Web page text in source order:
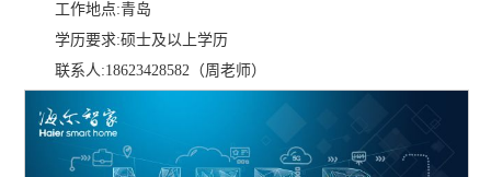
工作地点:青岛
学历要求:硕士及以上学历
联系人:18623428582（周老师）